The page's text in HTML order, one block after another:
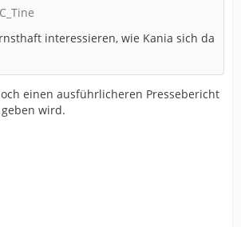
interessieren, wie Kania sich da
einen ausführlicheren Pressebericht
wird.